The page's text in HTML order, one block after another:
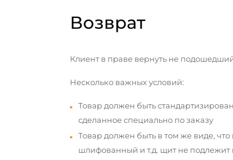
Возврат
Клиент в праве вернуть не
Несколько важных условий:
Товар должен быть
сделанное специально по заказу
Товар должен быть в том же виде,
шлифованный и т.д. щит не подлежит